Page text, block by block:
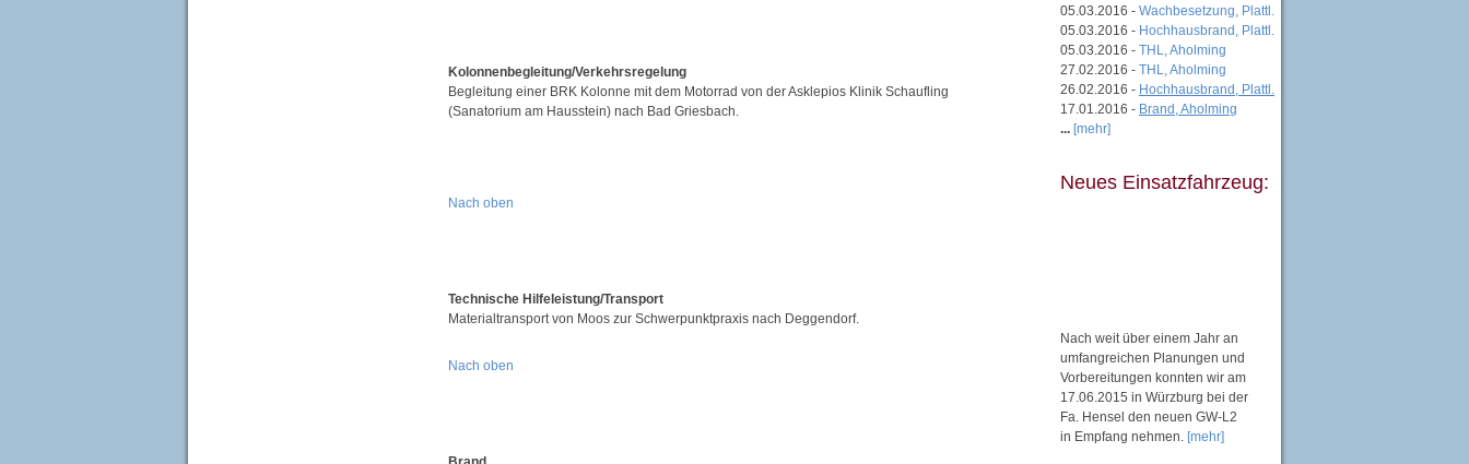
Kolonnenbegleitung/Verkehrsregelung
Begleitung einer BRK Kolonne mit dem Motorrad von der Asklepios Klinik Schaufling
(Sanatorium am Hausstein) nach Bad Griesbach.
Nach oben
Technische Hilfeleistung/Transport
Materialtransport von Moos zur Schwerpunktpraxis nach Deggendorf.
Nach oben
05.03.2016 - Wachbesetzung, Plattl.
05.03.2016 - Hochhausbrand, Plattl.
05.03.2016 - THL, Aholming
27.02.2016 - THL, Aholming
26.02.2016 - Hochhausbrand, Plattl.
17.01.2016 - Brand, Aholming
... [mehr]
Neues Einsatzfahrzeug:
Nach weit über einem Jahr an
umfangreichen Planungen und
Vorbereitungen konnten wir am
17.06.2015 in Würzburg bei der
Fa. Hensel den neuen GW-L2
in Empfang nehmen. [mehr]